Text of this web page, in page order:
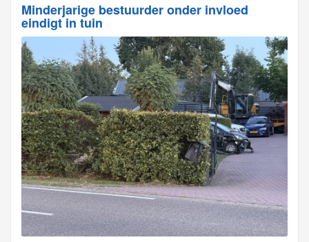
Minderjarige bestuurder onder invloed
eindigt in tuin